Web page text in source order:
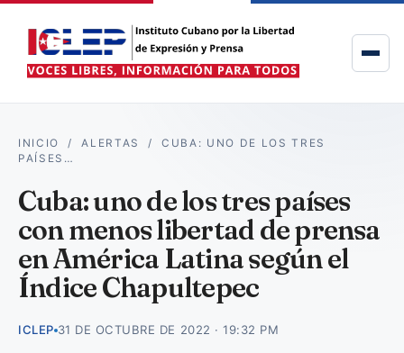
INICIO /ALERTAS /CUBA: UNO DE LOS TRES
PAÍSES…
Cuba: uno de los tres países
con menos libertad de prensa
en América Latina según el
Índice Chapultepec
ICLEP 31 DE OCTUBRE DE 2022 · 19:32 PM